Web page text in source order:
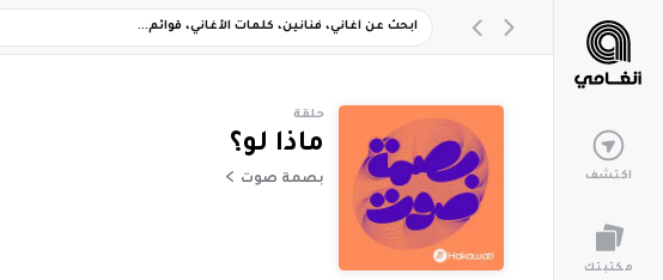
اكتشف
مكتبتك
حلقة
ماذا لو؟
بصمة صوت